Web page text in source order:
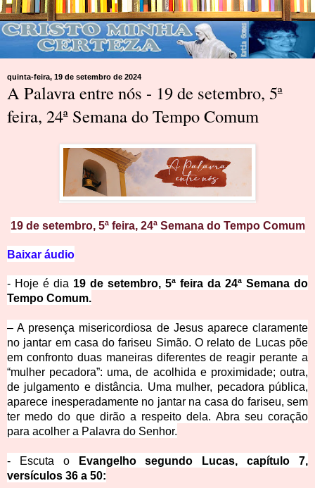
quinta-feira, 19 de setembro de 2024
A Palavra entre nós - 19 de setembro, 5ª
feira, 24ª Semana do Tempo Comum
19 de setembro, 5ª feira, 24ª Semana do Tempo Comum
Baixar áudio
- Hoje é dia 19 de setembro, 5ª feira da 24ª Semana do
Tempo Comum.
– A presença misericordiosa de Jesus aparece claramente
no jantar em casa do fariseu Simão. O relato de Lucas põe
em confronto duas maneiras diferentes de reagir perante a
“mulher pecadora”: uma, de acolhida e proximidade; outra,
de julgamento e distância. Uma mulher, pecadora pública,
aparece inesperadamente no jantar na casa do fariseu, sem
ter medo do que dirão a respeito dela. Abra seu coração
para acolher a Palavra do Senhor.
- Escuta o
Evangelho segundo Lucas, capítulo 7,
versículos 36 a 50: